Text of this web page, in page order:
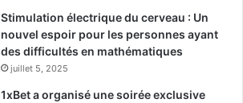
Stimulation électrique du cerveau : Un
nouvel espoir pour les personnes ayant
des difficultés en mathématiques
juillet 5, 2025
1xBet a organisé une soirée exclusive